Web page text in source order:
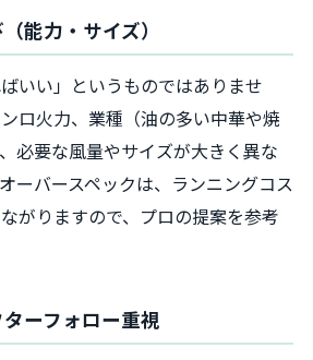
能力・サイズ）
いい」というものではありませ
ロ火力、業種（油の多い中華や焼
必要な風量やサイズが大きく異な
ーバースペックは、ランニングコス
がりますので、プロの提案を参考
ーフォロー重視